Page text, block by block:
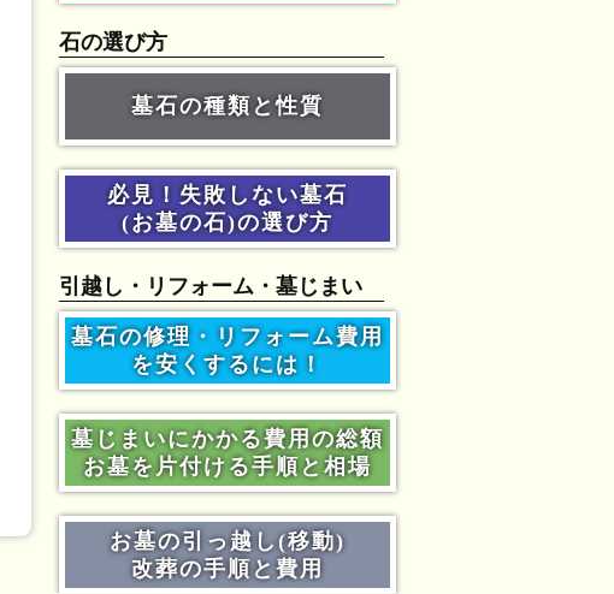
石の選び方
墓石の種類と性質
必見！失敗しない墓石
(お墓の石)の選び方
引越し・リフォーム・墓じまい
墓石の修理・リフォーム費用
を安くするには！
墓じまいにかかる費用の総額
お墓を片付ける手順と相場
お墓の引っ越し(移動)
改葬の手順と費用